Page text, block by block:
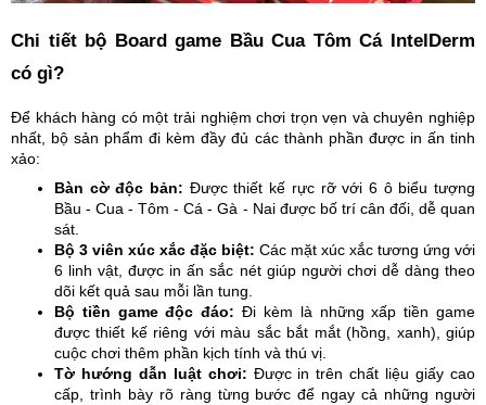
Chi tiết bộ Board game Bầu Cua Tôm Cá IntelDerm
có gì?
Để khách hàng có một trải nghiệm chơi trọn vẹn và chuyên nghiệp
nhất, bộ sản phẩm đi kèm đầy đủ các thành phần được in ấn tinh
xảo:
Bàn cờ độc bản: Được thiết kế rực rỡ với 6 ô biểu tượng
Bầu - Cua - Tôm - Cá - Gà - Nai được bố trí cân đối, dễ quan
sát.
Bộ 3 viên xúc xắc đặc biệt: Các mặt xúc xắc tương ứng với
6 linh vật, được in ấn sắc nét giúp người chơi dễ dàng theo
dõi kết quả sau mỗi lần tung.
Bộ tiền game độc đáo:Đi kèm là những xấp tiền game
được thiết kế riêng với màu sắc bắt mắt (hồng, xanh), giúp
cuộc chơi thêm phần kịch tính và thú vị.
Tờ hướng dẫn luật chơi: Được in trên chất liệu giấy cao
cấp, trình bày rõ ràng từng bước để ngay cả những người